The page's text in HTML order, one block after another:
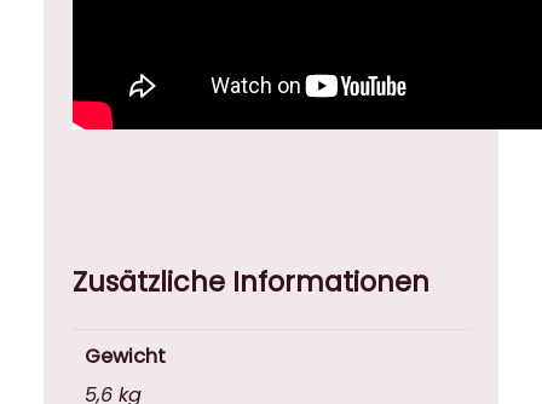
Zusätzliche Informationen
Gewicht
5,6 kg